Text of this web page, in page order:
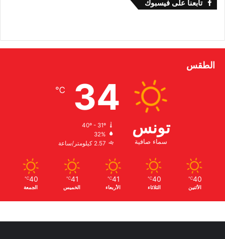
تابعنا على فيسبوك
الطقس
تونس
سماء صافية
34
℃
40º - 31º
32%
2.57 كيلومتر/ساعة
40
℃
الأثنين
40
℃
الثلاثاء
41
℃
الأربعاء
41
℃
الخميس
40
℃
الجمعة